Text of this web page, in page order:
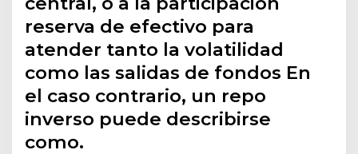
reserva de efectivo para
atender tanto la volatilidad
como las salidas de fondos En
el caso contrario, un repo
inverso puede describirse
como.